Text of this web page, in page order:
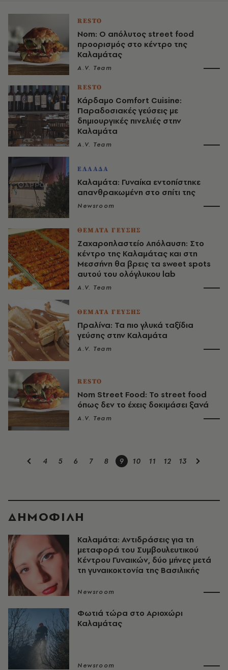
RESTO
Nom: Ο απόλυτος street food
προορισμός στο κέντρο της
Καλαμάτας
A.V. Team
RESTO
Κάρδαμο Comfort Cuisine:
Παραδοσιακές γεύσεις με
δημιουργικές πινελιές στην
Καλαμάτα
A.V. Team
ΕΛΛΑΔΑ
Καλαμάτα: Γυναίκα εντοπίστηκε
απανθρακωμένη στο σπίτι της
Newsroom
ΘΕΜΑΤΑ ΓΕΥΣΗΣ
Ζαχαροπλαστείο Απόλαυση: Στο
κέντρο της Καλαµάτας και στη
Μεσσήνη θα βρεις τα sweet spots
αυτού του ολόγλυκου lab
A.V. Team
ΘΕΜΑΤΑ ΓΕΥΣΗΣ
Πραλίνα: Τα πιο γλυκά ταξίδια
γεύσης στην Καλαµάτα
A.V. Team
RESTO
Nom Street Food: Το street food
όπως δεν το έχεις δοκιµάσει ξανά
A.V. Team
4 5 6 7 8 9 10 11 12 13
ΔΗΜΟΦΙΛΗ
Καλαμάτα: Αντιδράσεις για τη
μεταφορά του Συμβουλευτικού
Κέντρου Γυναικών, δύο μήνες μετά
τη γυναικοκτονία της Βασιλικής
Newsroom
Φωτιά τώρα στο Αριοχώρι
Καλαμάτας
Newsroom